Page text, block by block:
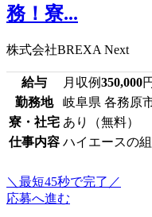
務！寮...
株式会社BREXA Next
給与 月収例350,000円
勤務地
岐阜県 各務原
寮・社宅 あり（無料）
仕事内容 ハイエースの
＼最短45秒で完了／
応募へ進む